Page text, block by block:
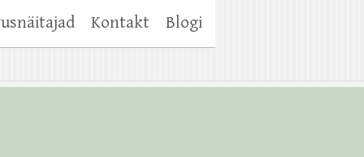
Kontakt Blogi